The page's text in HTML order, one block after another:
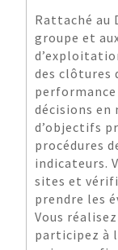
Rattaché au
groupe et
des clôtures
décisions
d’objectifs
procédures
indicateurs.
sites et
prendre les
Vous
participez à